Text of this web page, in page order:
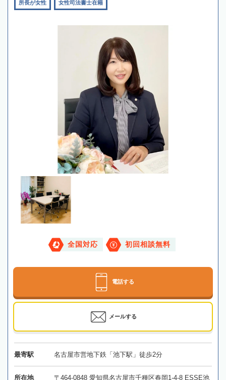
所長が女性 女性司法書士在籍
全国対応 初回相談無料
電話する
メールする
最寄駅 名古屋市営地下鉄「池下駅」徒歩2分
所在地 〒464-0848 愛知県名古屋市千種区春岡1-4-8 ESSE池